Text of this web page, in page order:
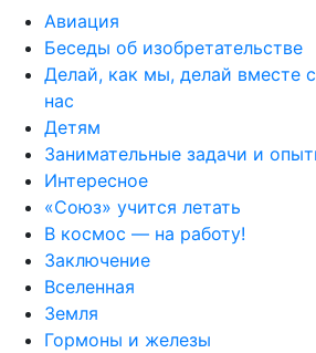
Авиация
Беседы об изобретательстве
Делай, как мы, делай вместе
нас
Детям
Занимательные задачи и
Интересное
«Союз» учится летать
В космос — на работу!
Заключение
Вселенная
Земля
Гормоны и железы